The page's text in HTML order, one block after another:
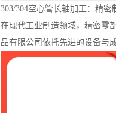
303/304空心管长轴加工：精
在现代工业制造领域，精密零
品有限公司依托先进的设备与